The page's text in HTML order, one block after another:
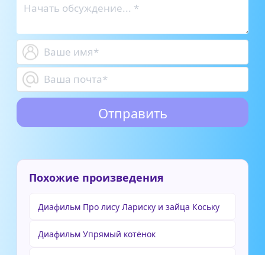
Похожие произведения
Диафильм Про лису Лариску и зайца Коську
Диафильм Упрямый котёнок